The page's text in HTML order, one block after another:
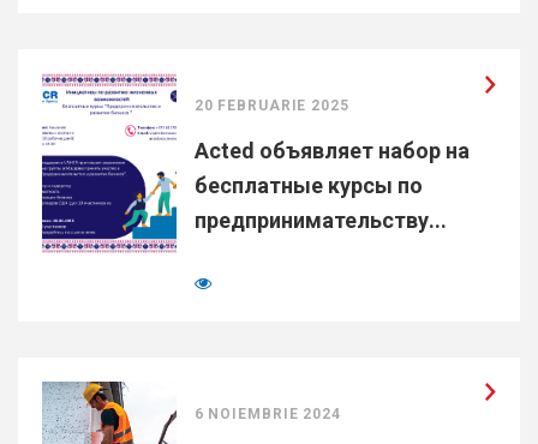
20 FEBRUARIE 2025
Acted объявляет набор на
бесплатные курсы по
предпринимательству...
6 NOIEMBRIE 2024